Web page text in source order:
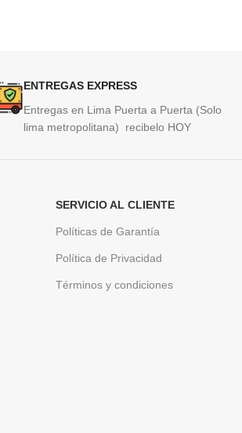
ENTREGAS EXPRESS
Entregas en Lima Puerta a Puerta (Solo
lima metropolitana) recibelo HOY
SERVICIO AL CLIENTE
Políticas de Garantía
Política de Privacidad
Términos y condiciones